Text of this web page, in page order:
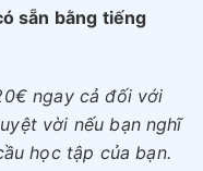
sẵn bằng tiếng
ngay cả đối với
vời nếu bạn nghĩ
học tập của bạn.